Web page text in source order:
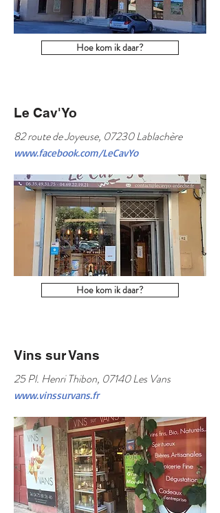
Hoe kom ik daar?
Le Cav'Yo
82 route de Joyeuse, 07230 Lablachère
www.facebook.com/LeCavYo
Hoe kom ik daar?
Vins sur Vans
25 Pl. Henri Thibon, 07140 Les Vans
www.vinssurvans.fr